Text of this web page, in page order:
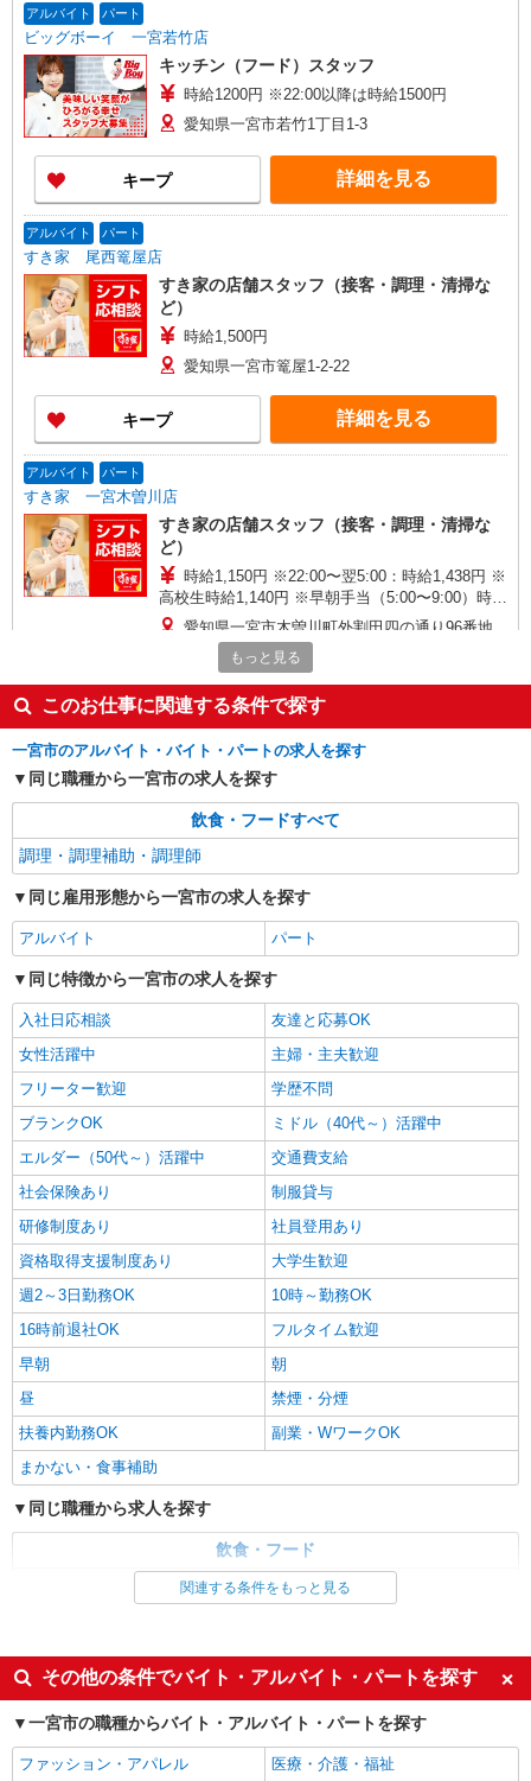
アルバイト パート
ビッグボーイ 一宮若竹店
キッチン（フード）スタッフ
時給1200円 ※22:00以降は時給1500円
愛知県一宮市若竹1丁目1-3
キープ 詳細を見る
アルバイト パート
すき家 尾西篭屋店
すき家の店舗スタッフ（接客・調理・清掃な
ど）
時給1,500円
愛知県一宮市篭屋1-2-22
キープ 詳細を見る
アルバイト パート
すき家 一宮木曽川店
すき家の店舗スタッフ（接客・調理・清掃な
ど）
時給1,150円 ※22:00〜翌5:00：時給1,438円 ※
高校生時給1,140円 ※早朝手当（5:00〜9:00）時給
＋150円
愛知県一宮市木曽川町外割田四の通り96番地
キープ
パート
株式会社ニッコクトラスト イオンFS 中部センター（2323）
社員食堂の調理補助
時給1,200円 ※詳細は面接の際にご説明いたし
ます 【試用期間】 試用期間：有（2ヶ月） 試用期
間中の労働条件：変更なし
愛知県一宮市明地字南茱之木25-1
キープ 詳細を見る
パート
社員食堂の調理スタッフ
時給1,400〜1,500円 ※経験、能力による ※詳
細は面接の際にご説明いたします 【試用期間】 試
用期間：有（2ヶ月） 試用期間中の労働条件：変
愛知県一宮市明地字南茱之木25-1
キープ 詳細を見る
もっと見る
このお仕事に関連する条件で探す
一宮市のアルバイト・バイト・パートの求人を探す
同じ職種から一宮市の求人を探す
飲食・フードすべて
調理・調理補助・調理師
同じ雇用形態から一宮市の求人を探す
アルバイト パート
同じ特徴から一宮市の求人を探す
入社日応相談
友達と応募OK
女性活躍中
主婦・主夫歓迎
フリーター歓迎
学歴不問
ブランクOK
ミドル（40代～）活躍中
エルダー（50代～）活躍中
交通費支給
社会保険あり
制服貸与
研修制度あり
社員登用あり
資格取得支援制度あり
大学生歓迎
週2～3日勤務OK
10時～勤務OK
16時前退社OK
フルタイム歓迎
早朝
朝
昼
禁煙・分煙
扶養内勤務OK
副業・WワークOK
まかない・食事補助
同じ職種から求人を探す
飲食・フード
調理・調理補助・調理師
ミドル（40代～）活躍中
交通費支給
社会保険あり
社員登用あり
大学生歓迎
週2～3日勤務OK
扶養内勤務OK
副業・WワークOK
関連する条件をもっと見る
その他の条件でバイト・アルバイト・パートを探す
一宮市の職種からバイト・アルバイト・パートを探す
ファッション・アパレル
医療・介護・福祉